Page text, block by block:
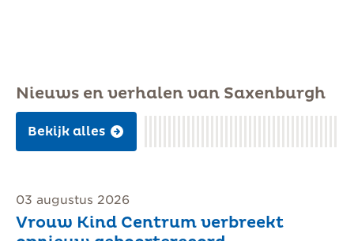
Nieuws en verhalen van Saxenburgh
Bekijk alles
03 augustus 2026
Vrouw Kind Centrum verbreekt